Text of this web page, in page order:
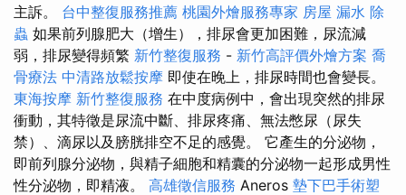
主訴。 台中整復服務推薦 桃園外燴服務專家 房屋 漏水 除
蟲 如果前列腺肥大（增生），排尿會更加困難，尿流減
弱，排尿變得頻繁 新竹整復服務 - 新竹高評價外燴方案 喬
骨療法 中清路放鬆按摩 即使在晚上，排尿時間也會變長。
東海按摩 新竹整復服務 在中度病例中，會出現突然的排尿
衝動，其特徵是尿流中斷、排尿疼痛、無法憋尿（尿失
禁）、滴尿以及膀胱排空不足的感覺。 它產生的分泌物，
即前列腺分泌物，與精子細胞和精囊的分泌物一起形成男性
性分泌物，即精液。 高雄徵信服務 Aneros 墊下巴手術塑